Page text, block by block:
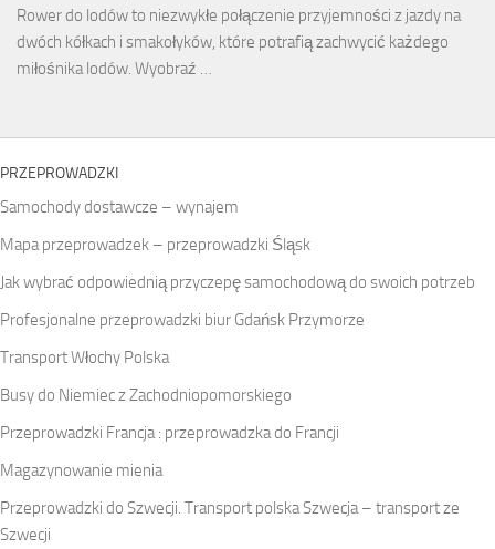
Rower do lodów to niezwykłe połączenie przyjemności z jazdy na
dwóch kółkach i smakołyków, które potrafią zachwycić każdego
miłośnika lodów. Wyobraź …
PRZEPROWADZKI
Samochody dostawcze – wynajem
Mapa przeprowadzek – przeprowadzki Śląsk
Jak wybrać odpowiednią przyczepę samochodową do swoich potrzeb
Profesjonalne przeprowadzki biur Gdańsk Przymorze
Transport Włochy Polska
Busy do Niemiec z Zachodniopomorskiego
Przeprowadzki Francja : przeprowadzka do Francji
Magazynowanie mienia
Przeprowadzki do Szwecji. Transport polska Szwecja – transport ze
Szwecji